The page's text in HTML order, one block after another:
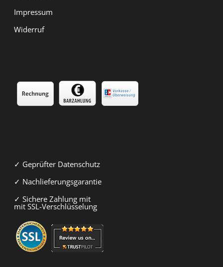
Impressum
Widerruf
✓ Geprüfter Datenschutz
✓ Nachlieferungsgarantie
✓ Sichere Zahlung mit
mit SSL-Verschlüsselung